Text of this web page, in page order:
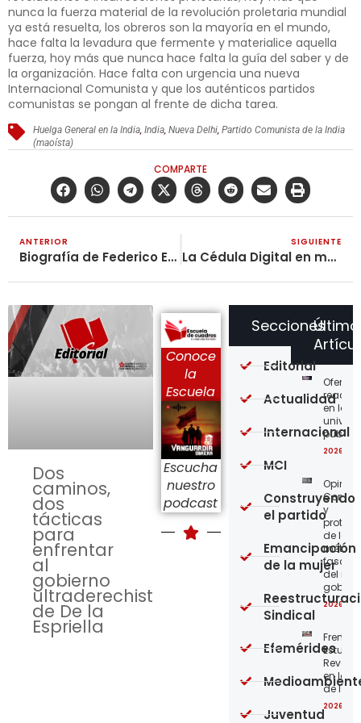
nunca la fuerza material de la revolución proletaria mundial
ya está resuelta, los obreros son la mayoría en el mundo,
hace falta la levadura que fermente y materialice aquella
fuerza, hoy más que nunca hace falta la guía del saber y de
la organización. Hace falta con urgencia una nueva
Internacional Comunista y que los auténticos partidos
comunistas se pongan al frente de dicha tarea.
Huelga General en la India,India,Nueva Delhi,Partido Comunista de la India
(maoísta)
COMPARTE
ANTERIOR
Biografía de Federico Engels
SIGUIENTE
La Cédula Digital en manos del Estado Burgués, es otra forma de controlar al pueblo
Dos
caminos,
dos
tácticas
para
enfrentar
al
gobierno
ultraderechista
de De la
Espriella
Conoce
la
Escuela
Escucha
nuestro
podcast
en las
2026-
y
de los
del
2026-
Frente
en la
de los
2026-
Secciones
Editorial
Actualidad
Internacional
MCI
Construyendo
el partido
Emancipación
de la mujer
Sindical
Efemérides
Juventud